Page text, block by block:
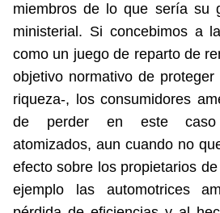
miembros de lo que sería su
ministerial. Si concebimos a
como un juego de reparto de
objetivo normativo de
riqueza-, los consumidores
de perder en este caso
atomizados, aun cuando no
efecto sobre los propietarios
ejemplo las automotrices